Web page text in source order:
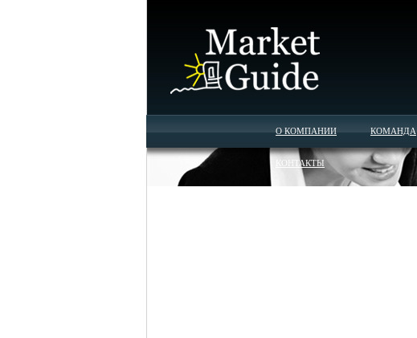
О КОМПАНИИ КОМАНДА
КОНТАКТЫ